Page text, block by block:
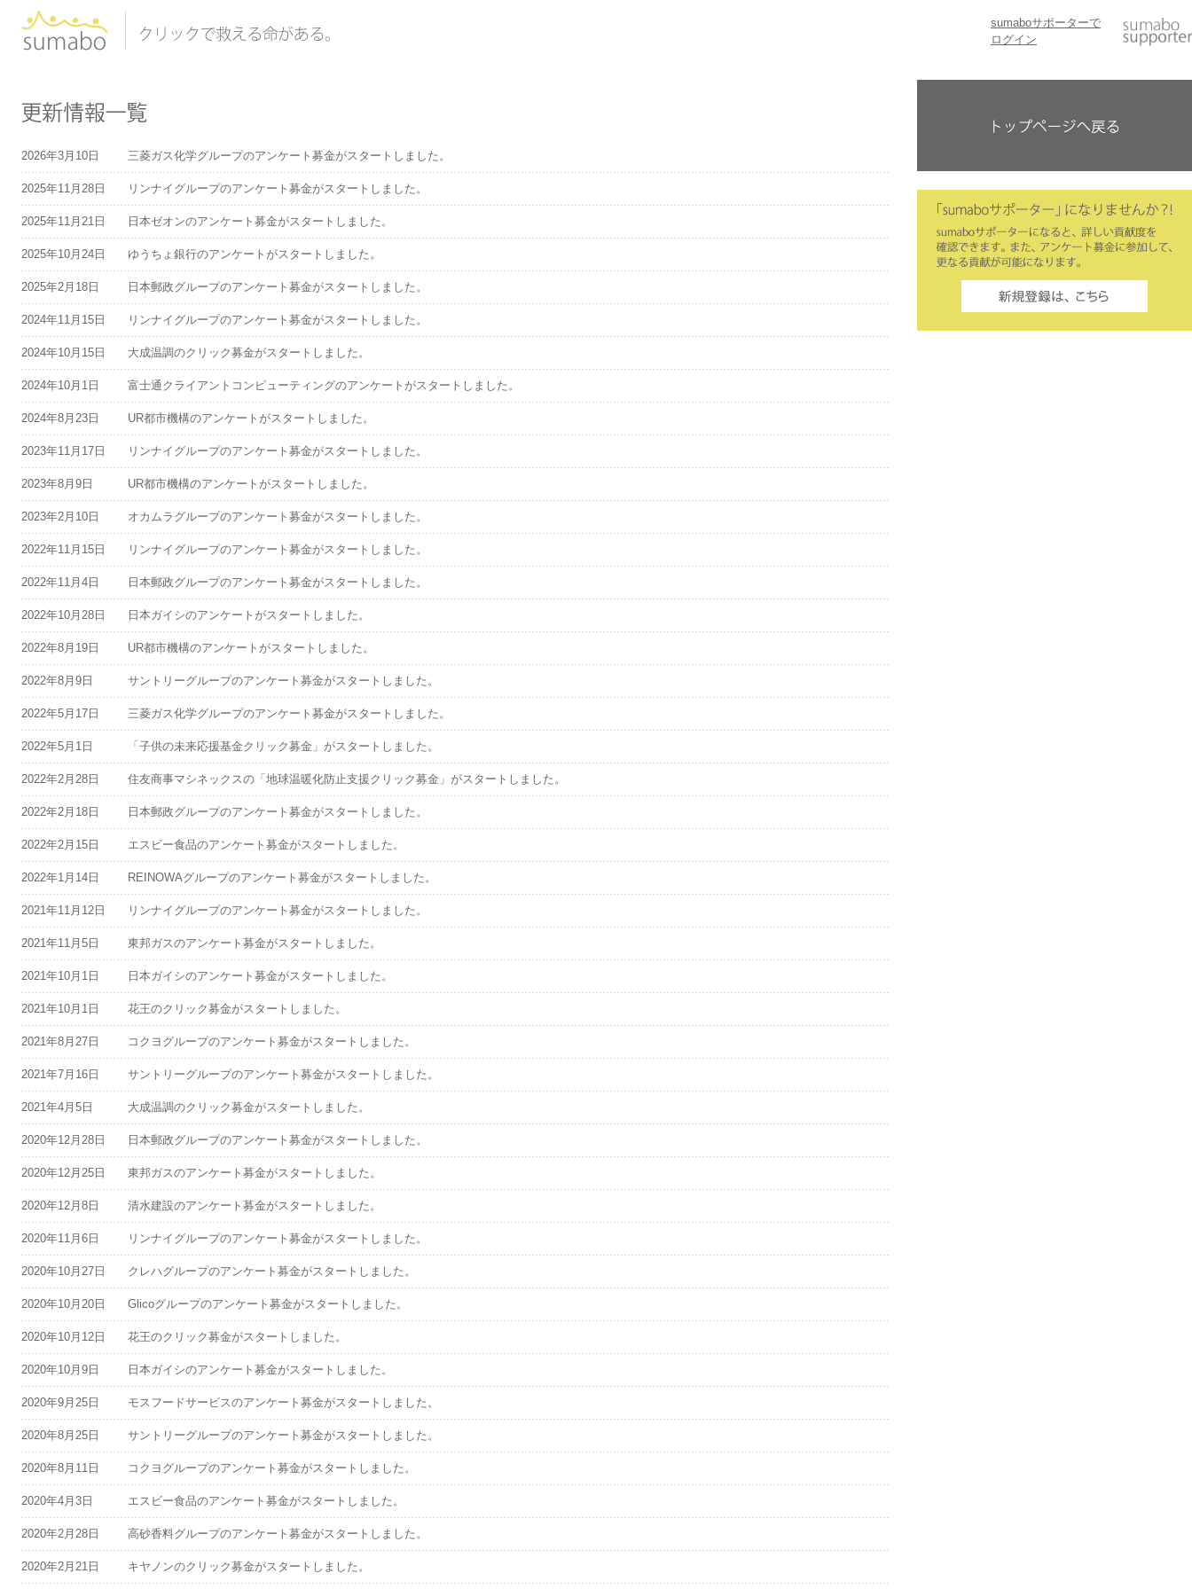
sumaboサポーターで
ログイン
2026年3月10日 三菱ガス化学グループのアンケート募金がスタートしました。
2025年11月28日 リンナイグループのアンケート募金がスタートしました。
2025年11月21日 日本ゼオンのアンケート募金がスタートしました。
2025年10月24日 ゆうちょ銀行のアンケートがスタートしました。
2025年2月18日 日本郵政グループのアンケート募金がスタートしました。
2024年11月15日 リンナイグループのアンケート募金がスタートしました。
2024年10月15日 大成温調のクリック募金がスタートしました。
2024年10月1日 富士通クライアントコンピューティングのアンケートがスタートしました。
2024年8月23日 UR都市機構のアンケートがスタートしました。
2023年11月17日 リンナイグループのアンケート募金がスタートしました。
2023年8月9日 UR都市機構のアンケートがスタートしました。
2023年2月10日 オカムラグループのアンケート募金がスタートしました。
2022年11月15日 リンナイグループのアンケート募金がスタートしました。
2022年11月4日 日本郵政グループのアンケート募金がスタートしました。
2022年10月28日 日本ガイシのアンケートがスタートしました。
2022年8月19日 UR都市機構のアンケートがスタートしました。
2022年8月9日 サントリーグループのアンケート募金がスタートしました。
2022年5月17日 三菱ガス化学グループのアンケート募金がスタートしました。
2022年5月1日 「子供の未来応援基金クリック募金」がスタートしました。
2022年2月28日 住友商事マシネックスの「地球温暖化防止支援クリック募金」がスタートしました。
2022年2月18日 日本郵政グループのアンケート募金がスタートしました。
2022年2月15日 エスビー食品のアンケート募金がスタートしました。
2022年1月14日 REINOWAグループのアンケート募金がスタートしました。
2021年11月12日 リンナイグループのアンケート募金がスタートしました。
2021年11月5日 東邦ガスのアンケート募金がスタートしました。
2021年10月1日 日本ガイシのアンケート募金がスタートしました。
2021年10月1日 花王のクリック募金がスタートしました。
2021年8月27日 コクヨグループのアンケート募金がスタートしました。
2021年7月16日 サントリーグループのアンケート募金がスタートしました。
2021年4月5日 大成温調のクリック募金がスタートしました。
2020年12月28日 日本郵政グループのアンケート募金がスタートしました。
2020年12月25日 東邦ガスのアンケート募金がスタートしました。
2020年12月8日 清水建設のアンケート募金がスタートしました。
2020年11月6日 リンナイグループのアンケート募金がスタートしました。
2020年10月27日 クレハグループのアンケート募金がスタートしました。
2020年10月20日 Glicoグループのアンケート募金がスタートしました。
2020年10月12日 花王のクリック募金がスタートしました。
2020年10月9日 日本ガイシのアンケート募金がスタートしました。
2020年9月25日 モスフードサービスのアンケート募金がスタートしました。
2020年8月25日 サントリーグループのアンケート募金がスタートしました。
2020年8月11日 コクヨグループのアンケート募金がスタートしました。
2020年4月3日 エスビー食品のアンケート募金がスタートしました。
2020年2月28日 高砂香料グループのアンケート募金がスタートしました。
2020年2月21日 キヤノンのクリック募金がスタートしました。